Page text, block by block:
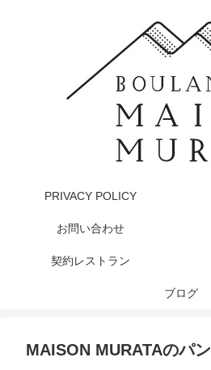
PRIVACY POLICY
お問い合わせ
契約レストラン
ブログ
MAISON MURATAのパン